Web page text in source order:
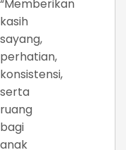
“Memberikan
kasih
sayang,
perhatian,
konsistensi,
serta
ruang
bagi
anak